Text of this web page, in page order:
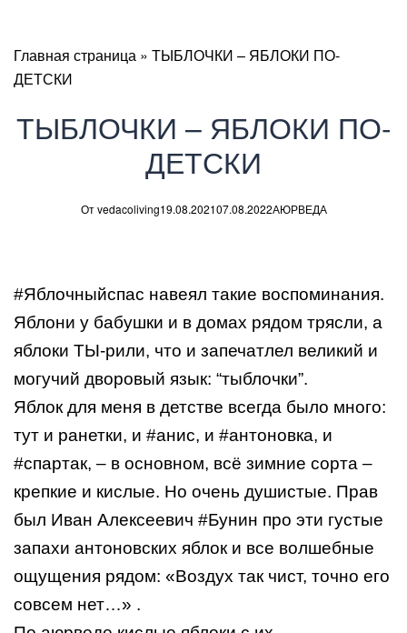
Главная страница » ТЫБЛОЧКИ – ЯБЛОКИ ПО-
ДЕТСКИ
ТЫБЛОЧКИ – ЯБЛОКИ ПО-
ДЕТСКИ
Отvedacoliving19.08.202107.08.2022АЮРВЕДА
#Яблочныйспас навеял такие воспоминания.
Яблони у бабушки и в домах рядом трясли, а
яблоки ТЫ-рили, что и запечатлел великий и
могучий дворовый язык: “тыблочки”.
Яблок для меня в детстве всегда было много:
тут и ранетки, и #анис, и #антоновка, и
#спартак, – в основном, всё зимние сорта –
крепкие и кислые. Но очень душистые. Прав
был Иван Алексеевич #Бунин про эти густые
запахи антоновских яблок и все волшебные
ощущения рядом: «Воздух так чист, точно его
совсем нет…» .